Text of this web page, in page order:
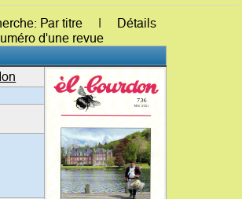
Par titre | Détails
d'une revue